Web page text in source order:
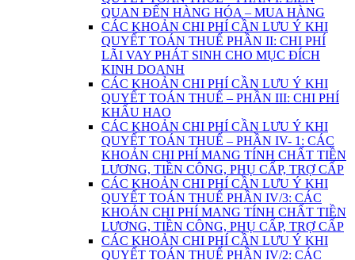
QUAN ĐẾN HÀNG HÓA – MUA HÀNG
CÁC KHOẢN CHI PHÍ CẦN LƯU Ý KHI
QUYẾT TOÁN THUẾ PHẦN II: CHI PHÍ
LÃI VAY PHÁT SINH CHO MỤC ĐÍCH
KINH DOANH
CÁC KHOẢN CHI PHÍ CẦN LƯU Ý KHI
QUYẾT TOÁN THUẾ – PHẦN III: CHI PHÍ
KHẤU HAO
CÁC KHOẢN CHI PHÍ CẦN LƯU Ý KHI
QUYẾT TOÁN THUẾ – PHẦN IV- 1: CÁC
KHOẢN CHI PHÍ MANG TÍNH CHẤT TIỀN
LƯƠNG, TIỀN CÔNG, PHỤ CẤP, TRỢ CẤP
CÁC KHOẢN CHI PHÍ CẦN LƯU Ý KHI
QUYẾT TOÁN THUẾ PHẦN IV/3: CÁC
KHOẢN CHI PHÍ MANG TÍNH CHẤT TIỀN
LƯƠNG, TIỀN CÔNG, PHỤ CẤP, TRỢ CẤP
CÁC KHOẢN CHI PHÍ CẦN LƯU Ý KHI
QUYẾT TOÁN THUẾ PHẦN IV/2: CÁC